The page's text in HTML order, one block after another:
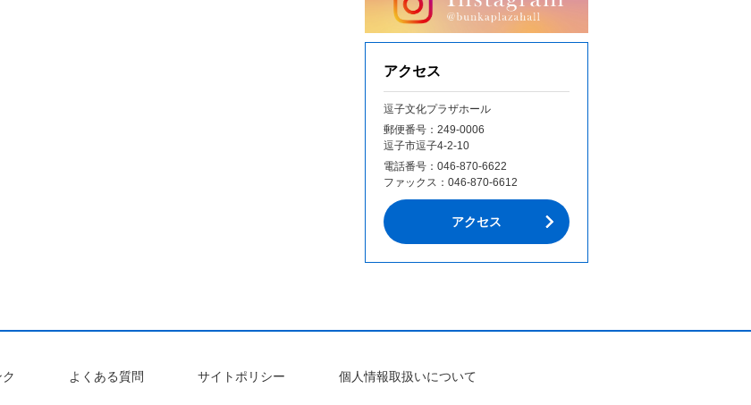
アクセス
逗子文化プラザホール
郵便番号：249‐0006
逗子市逗子4-2-10
電話番号： 046-870-6622
ファックス： 046-870-6612
アクセス
よくある質問 サイトポリシー 個人情報取扱いについて